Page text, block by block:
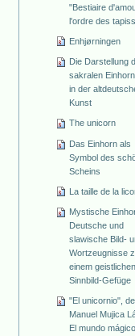
"Bestiaire
l'ordre des
Enhjørningen
Die Darstellung
sakralen
in der
Kunst
The unicorn
Das Einhorn als
Symbol des
Scheins
La taille de la
Mystische
Deutsche und
slawische Bild-
Wortzeugnisse
einem geistlichen
Sinnbild-Gefüge
"El unicornio", de
Manuel Mujica
El mundo